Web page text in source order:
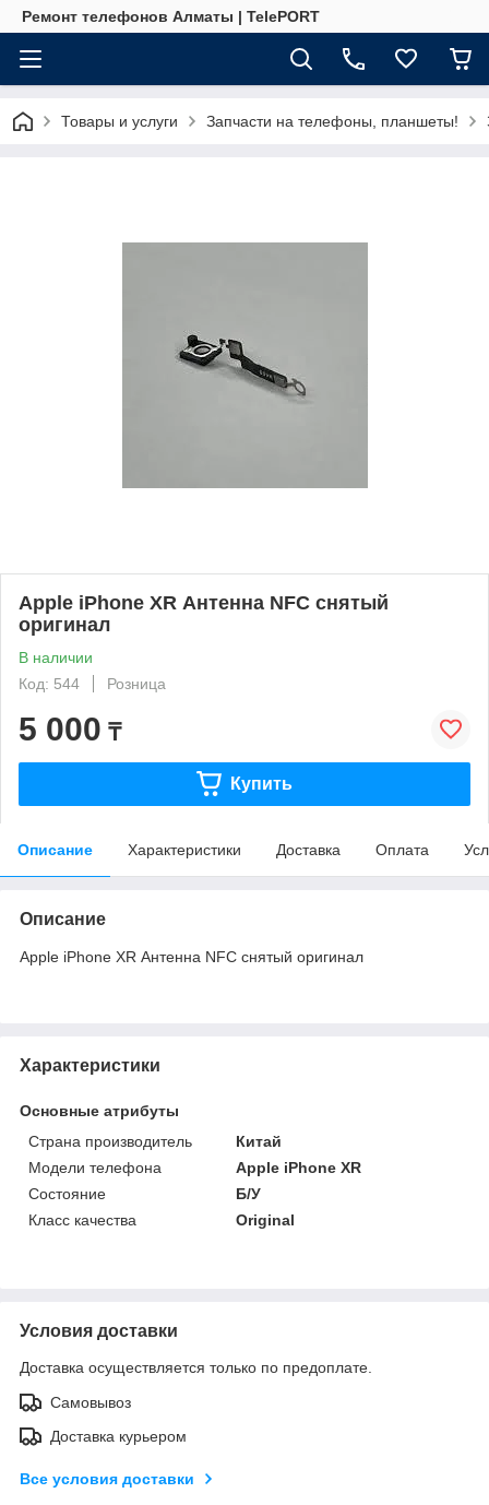
Ремонт телефонов Алматы | TelePORT
Товары и услуги Запчасти на телефоны, планшеты!
Apple iPhone XR Антенна NFC снятый
оригинал
В наличии
Код: 544
Розница
5 000 ₸
Купить
Описание Характеристики Доставка Оплата
Описание
Apple iPhone XR Антенна NFC снятый оригинал
Характеристики
Основные атрибуты
Страна производитель
Китай
Модели телефона
Apple iPhone XR
Состояние
Б/У
Класс качества
Original
Условия доставки
Доставка осуществляется только по предоплате.
Самовывоз
Доставка курьером
Все условия доставки